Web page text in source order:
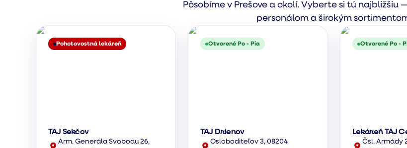
Pôsobíme v Prešove a okolí. Vyberte si tú najbližšiu
personálom a širokým
Pohotovostná lekáreň
TAJ Sekčov
Arm. Generála Svobodu 26,
Otvorené Po - Pia
TAJ Drienov
Osloboditeľov 3, 08204
Otvorené Po -
Lekáreň TAJ
Čsl. Armády